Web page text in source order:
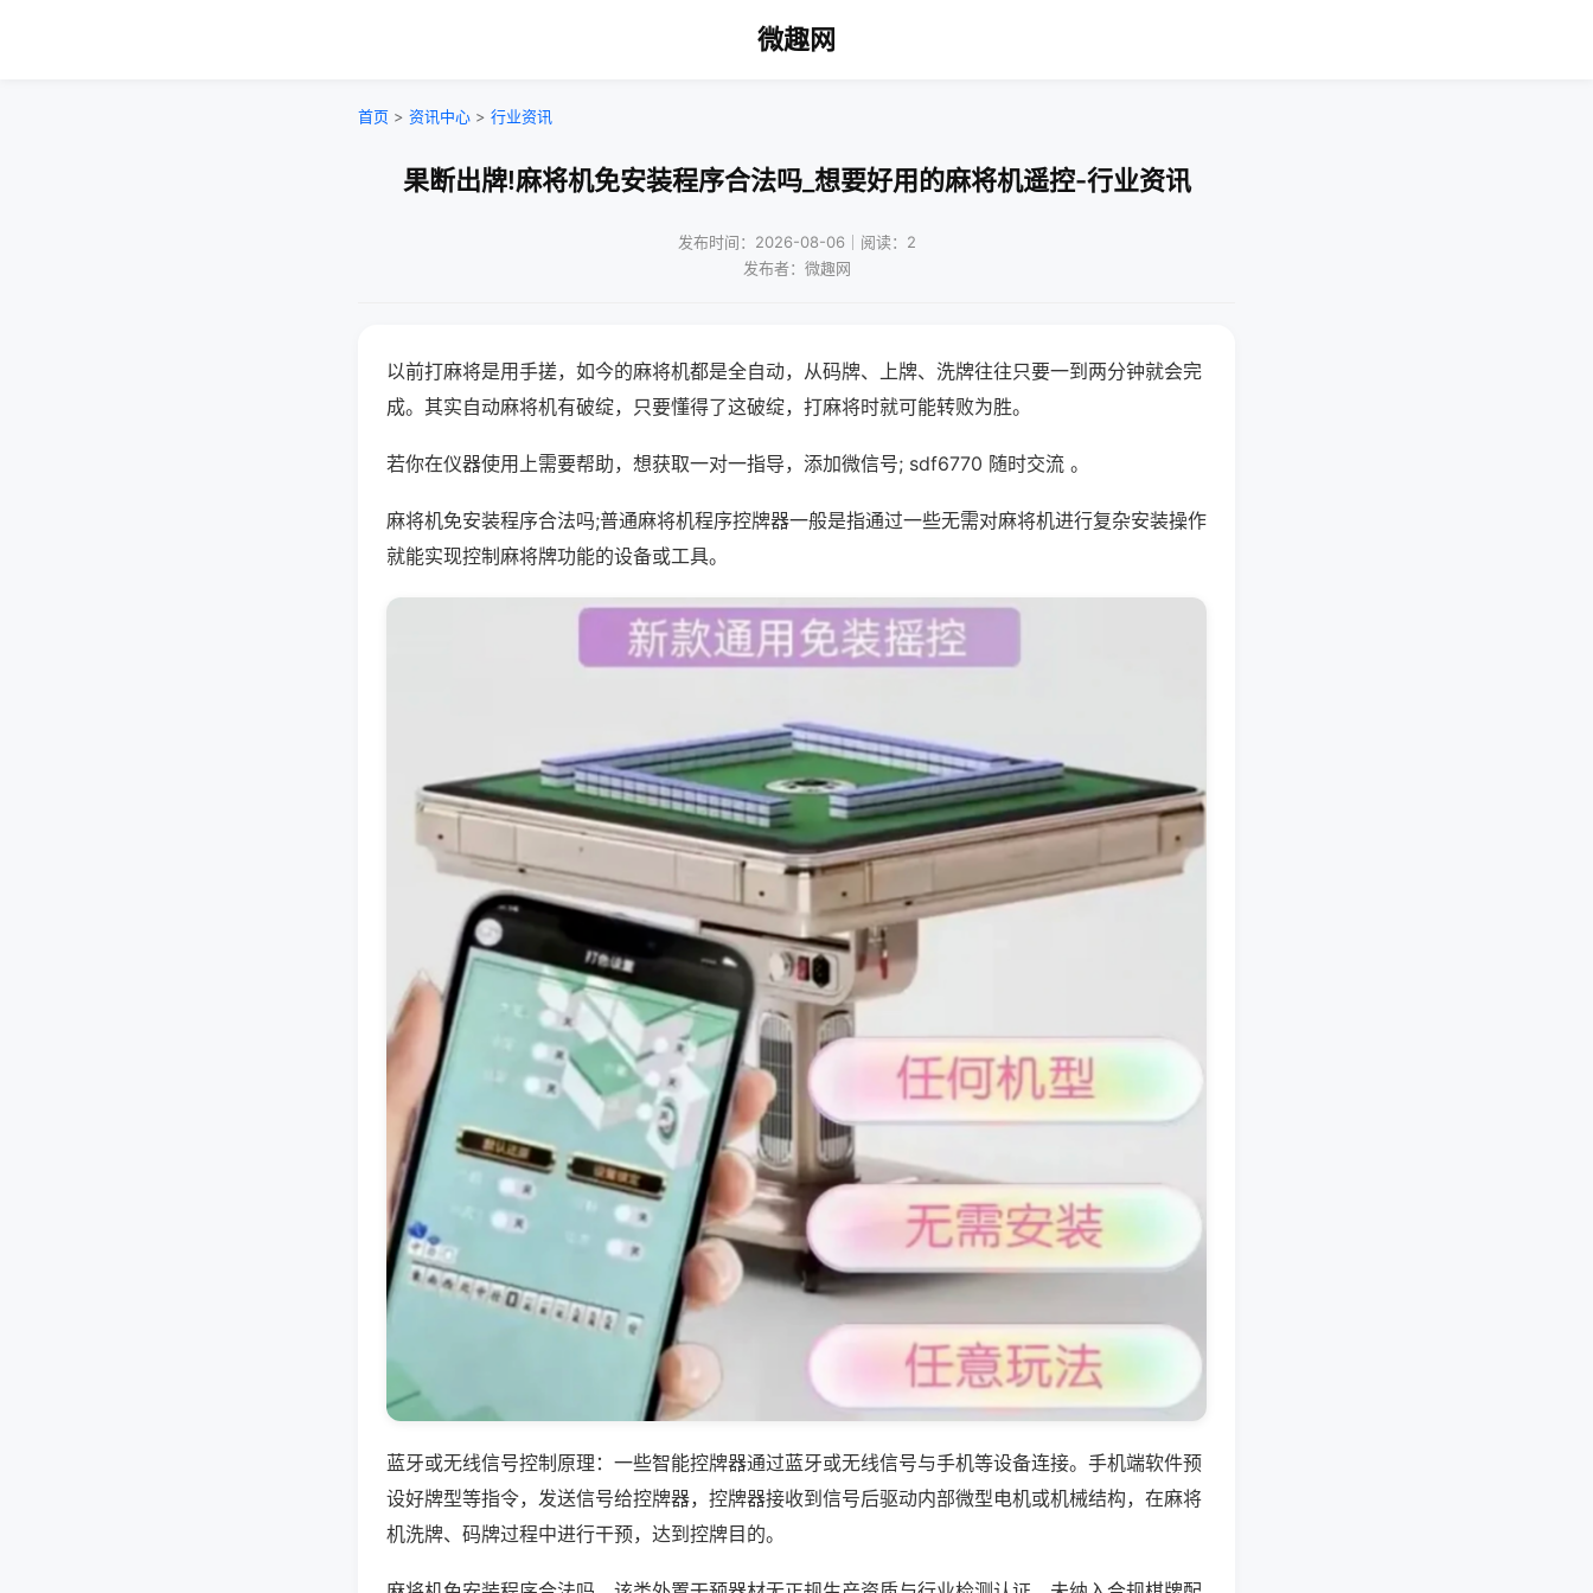
微趣网
首页 > 资讯中心 > 行业资讯
果断出牌!麻将机免安装程序合法吗_想要好用的麻将机遥控-行业资讯
发布时间：2026-08-06｜阅读：2
发布者：微趣网
以前打麻将是用手搓，如今的麻将机都是全自动，从码牌、上牌、洗牌往往只要一到两分钟就会完
成。其实自动麻将机有破绽，只要懂得了这破绽，打麻将时就可能转败为胜。
若你在仪器使用上需要帮助，想获取一对一指导，添加微信号; sdf6770 随时交流 。
麻将机免安装程序合法吗;普通麻将机程序控牌器一般是指通过一些无需对麻将机进行复杂安装操作
就能实现控制麻将牌功能的设备或工具。
蓝牙或无线信号控制原理：一些智能控牌器通过蓝牙或无线信号与手机等设备连接。手机端软件预
设好牌型等指令，发送信号给控牌器，控牌器接收到信号后驱动内部微型电机或机械结构，在麻将
机洗牌、码牌过程中进行干预，达到控牌目的。